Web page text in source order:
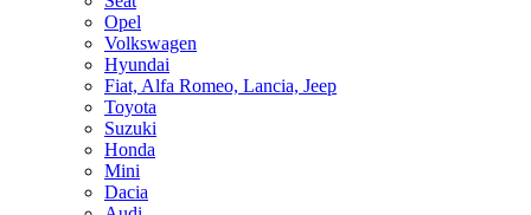
Ofertas
Búsquedas
PERSONAL
COPILOTOS
Copilotos Disponibles
Busqueda De Copilotos
MECANICOS
Mecánicos Disponibles
Búsqueda De Mecánicos
PIEZAS DE COMPETICIÓN